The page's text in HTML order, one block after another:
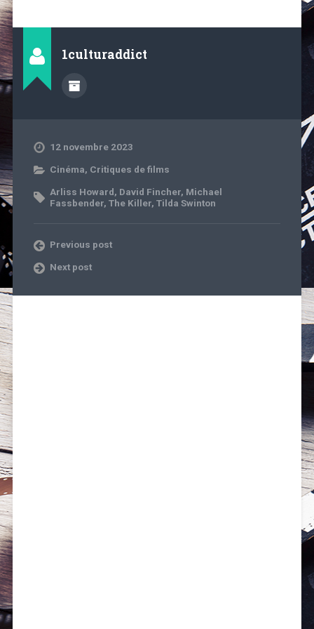
1culturaddict
12 novembre 2023
Cinéma, Critiques de films
Arliss Howard, David Fincher, Michael
Fassbender, The Killer, Tilda Swinton
Previous post
Next post